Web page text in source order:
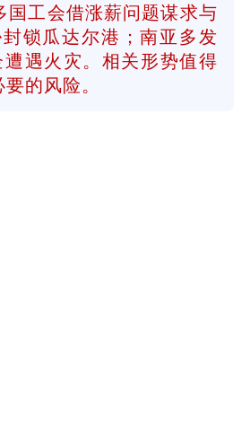
国工会借涨薪问题谋求与
锁瓜达尔港；南亚多发
遇火灾。相关形势值得
的风险。